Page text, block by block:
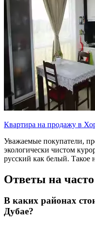
Квартира на продажу в
Уважаемые покупатели,
экологически чистом
русский как белый. Такое
Ответы на
В каких районах
Дубае?